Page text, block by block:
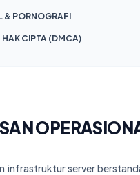
& PORNOGRAFI
CIPTA (DMCA)
infrastruktur server